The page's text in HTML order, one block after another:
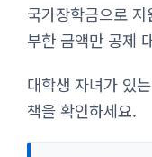
국가장학금으로
부한 금액만 공제
대학생 자녀가 있
책을 확인하세요.